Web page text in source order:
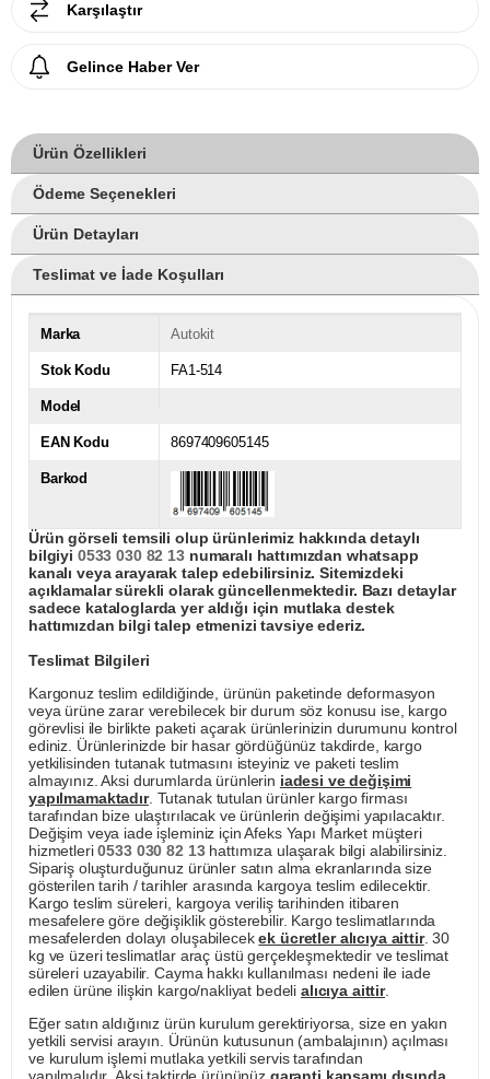
Karşılaştır
Gelince Haber Ver
Ürün Özellikleri
Ödeme Seçenekleri
Ürün Detayları
Teslimat ve İade Koşulları
Marka Autokit
Stok Kodu FA1-514
Model
EAN Kodu 8697409605145
Barkod
Ürün görseli temsili olup ürünlerimiz hakkında detaylı
bilgiyi 0533 030 82 13numaralı hattımızdan whatsapp
kanalı veya arayarak talep edebilirsiniz. Sitemizdeki
açıklamalar sürekli olarak güncellenmektedir. Bazı detaylar
sadece kataloglarda yer aldığı için mutlaka destek
hattımızdan bilgi talep etmenizi tavsiye ederiz.
Teslimat Bilgileri
Kargonuz teslim edildiğinde, ürünün paketinde deformasyon
veya ürüne zarar verebilecek bir durum söz konusu ise, kargo
görevlisi ile birlikte paketi açarak ürünlerinizin durumunu kontrol
ediniz. Ürünlerinizde bir hasar gördüğünüz takdirde, kargo
yetkilisinden tutanak tutmasını isteyiniz ve paketi teslim
almayınız. Aksi durumlarda ürünlerin iadesi ve değişimi
yapılmamaktadır. Tutanak tutulan ürünler kargo firması
tarafından bize ulaştırılacak ve ürünlerin değişimi yapılacaktır.
Değişim veya iade işleminiz için Afeks Yapı Market müşteri
hizmetleri0533 030 82 13hattımıza ulaşarak bilgi alabilirsiniz.
Sipariş oluşturduğunuz ürünler satın alma ekranlarında size
gösterilen tarih / tarihler arasında kargoya teslim edilecektir.
Kargo teslim süreleri, kargoya veriliş tarihinden itibaren
mesafelere göre değişiklik gösterebilir. Kargo teslimatlarında
mesafelerden dolayı oluşabilecekek ücretler alıcıya aittir. 30
kg ve üzeri teslimatlar araç üstü gerçekleşmektedir ve teslimat
süreleri uzayabilir. Cayma hakkı kullanılması nedeni ile iade
edilen ürüne ilişkin kargo/nakliyat bedeli alıcıya aittir.
Eğer satın aldığınız ürün kurulum gerektiriyorsa, size en yakın
yetkili servisi arayın. Ürünün kutusunun (ambalajının) açılması
ve kurulum işlemi mutlaka yetkili servis tarafından